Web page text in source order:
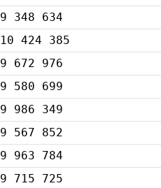
9 348 634
10 424 385
9 672 976
9 580 699
9 986 349
9 567 852
9 963 784
9 715 725